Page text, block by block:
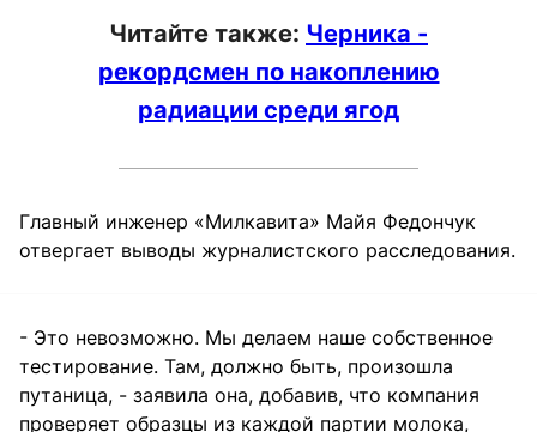
Читайте также: Черника -
рекордсмен по накоплению
радиации среди ягод
Главный инженер «Милкавита» Майя Федончук
отвергает выводы журналистского расследования.
- Это невозможно. Мы делаем наше собственное
тестирование. Там, должно быть, произошла
путаница, - заявила она, добавив, что компания
проверяет образцы из каждой партии молока,